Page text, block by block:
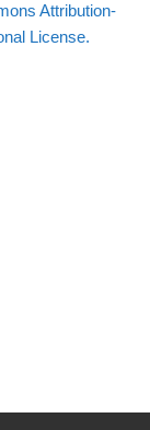
Attribution-
License.